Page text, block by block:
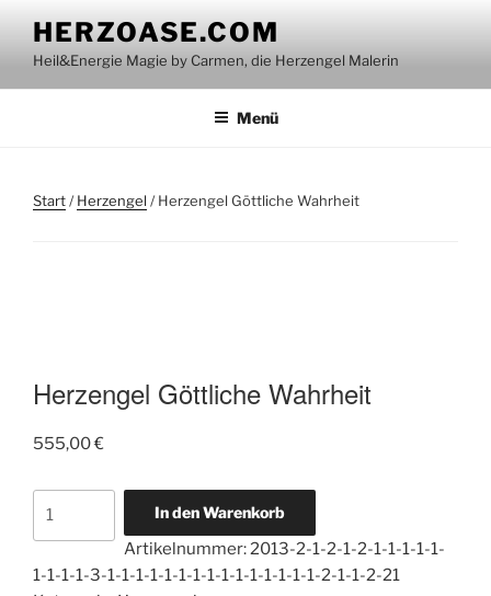
Inhalt
springen
HERZOASE.COM
Heil&Energie Magie by Carmen, die Herzengel Malerin
Menü
Start/Herzengel/ Herzengel Göttliche Wahrheit
Herzengel Göttliche Wahrheit
555,00€
Menge
In den Warenkorb
Artikelnummer: 2013-2-1-2-1-2-1-1-1-1-1-
1-1-1-1-3-1-1-1-1-1-1-1-1-1-1-1-1-1-1-1-2-1-1-2-21